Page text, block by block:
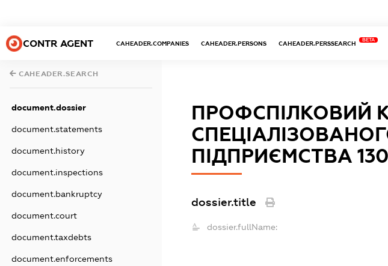
CONTR AGENT CAHEADER.COMPANIES CAHEADER.PERSONS CAHEADER.PERSSEARCH
BETA
CAHEADER.SEARCH
document.dossier
document.statements
document.history
document.inspections
document.bankruptcy
document.court
document.taxdebts
document.enforcements
ПРОФСПІЛКОВИЙ
ПІДПРИЄМСТВА
dossier.title
dossier.fullName: